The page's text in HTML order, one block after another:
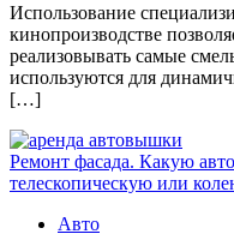
Использование
кинопроизводстве
реализовывать самые
используются для
[…]
Ремонт фасада. Какую
телескопическую или
Авто